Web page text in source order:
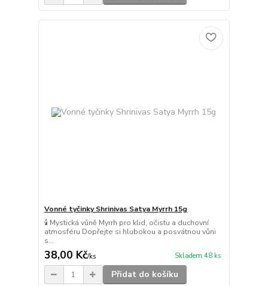
Vonné tyčinky Shrinivas Satya Myrrh 15g
🕯️ Mystická vůně Myrrh pro klid, očistu a duchovní
atmosféru Dopřejte si hlubokou a posvátnou vůni
s...
38,00 Kč/ks Skladem 48 ks
Přidat do košíku